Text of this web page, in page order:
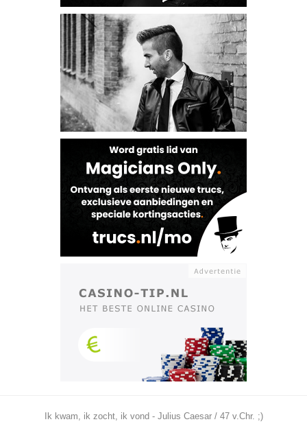
Ik kwam, ik zocht, ik vond - Julius Caesar / 47 v.Chr. ;)